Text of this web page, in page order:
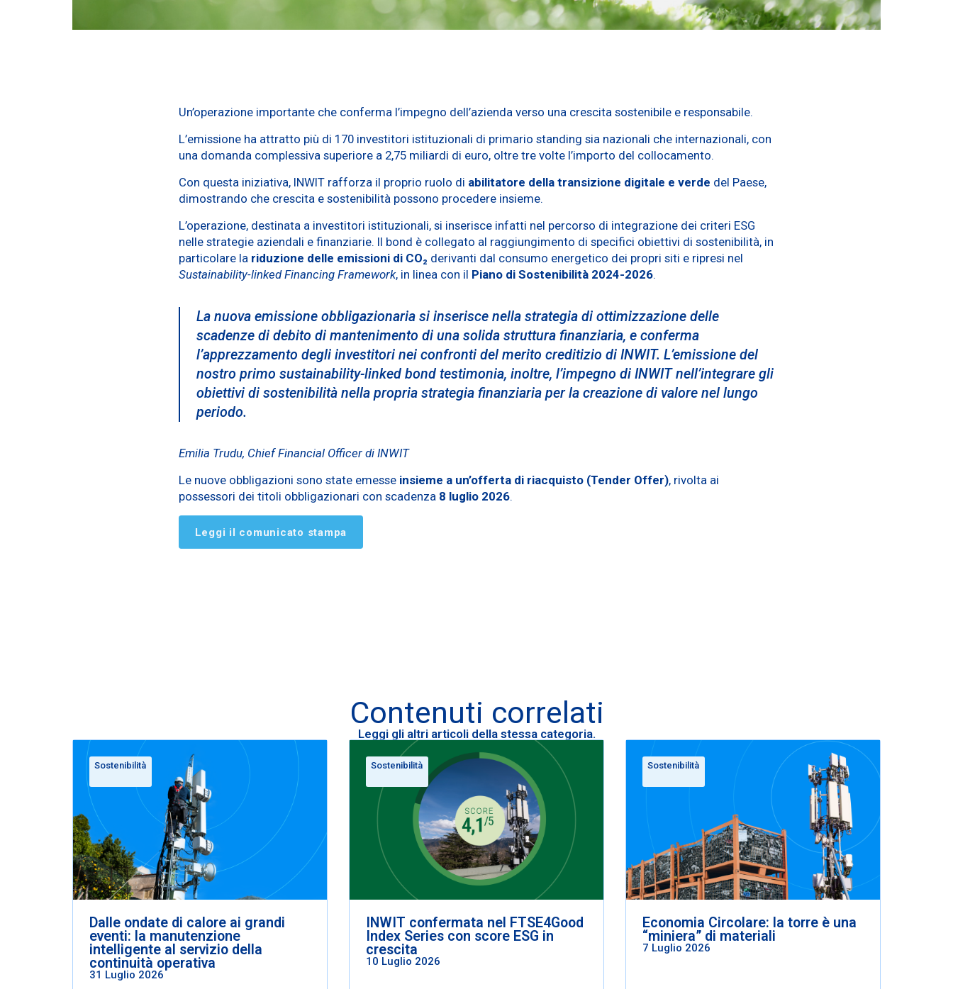
Un’operazione importante che conferma l’impegno dell’azienda verso una crescita sostenibile e responsabile.
L’emissione ha attratto più di 170 investitori istituzionali di primario standing sia nazionali che internazionali, con
una domanda complessiva superiore a 2,75 miliardi di euro, oltre tre volte l’importo del collocamento.
Con questa iniziativa, INWIT rafforza il proprio ruolo di abilitatore della transizione digitale e verde del Paese,
dimostrando che crescita e sostenibilità possono procedere insieme.
L’operazione, destinata a investitori istituzionali, si inserisce infatti nel percorso di integrazione dei criteri ESG
nelle strategie aziendali e finanziarie. Il bond è collegato al raggiungimento di specifici obiettivi di sostenibilità, in
particolare la riduzione delle emissioni di CO₂ derivanti dal consumo energetico dei propri siti e ripresi nel
Sustainability-linked Financing Framework, in linea con il Piano di Sostenibilità 2024-2026.
La nuova emissione obbligazionaria si inserisce nella strategia di ottimizzazione delle
scadenze di debito di mantenimento di una solida struttura finanziaria, e conferma
l’apprezzamento degli investitori nei confronti del merito creditizio di INWIT. L’emissione del
nostro primo sustainability-linked bond testimonia, inoltre, l’impegno di INWIT nell’integrare gli
obiettivi di sostenibilità nella propria strategia finanziaria per la creazione di valore nel lungo
periodo.
Emilia Trudu, Chief Financial Officer di INWIT
Le nuove obbligazioni sono state emesse insieme a un’offerta di riacquisto (Tender Offer), rivolta ai
possessori dei titoli obbligazionari con scadenza 8 luglio 2026.
Leggi il comunicato stampa
Contenuti correlati
Leggi gli altri articoli della stessa categoria.
Sostenibilità
Dalle ondate di calore ai grandi
eventi: la manutenzione
intelligente al servizio della
continuità operativa
31 Luglio 2026
Sostenibilità
INWIT confermata nel FTSE4Good
Index Series con score ESG in
crescita
10 Luglio 2026
Sostenibilità
Economia Circolare: la torre è una
“miniera” di materiali
7 Luglio 2026